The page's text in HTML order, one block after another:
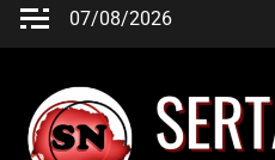
07/08/2026